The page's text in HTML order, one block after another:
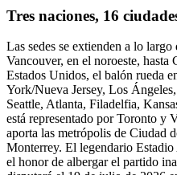
Tres naciones, 16
Las sedes se extienden a lo
Vancouver, en el noroeste,
Estados Unidos, el balón rueda
York/Nueva Jersey, Los
Seattle, Atlanta, Filadelfia,
está representado por Toronto y
aporta las metrópolis de Ciudad
Monterrey. El legendario
el honor de albergar el partido